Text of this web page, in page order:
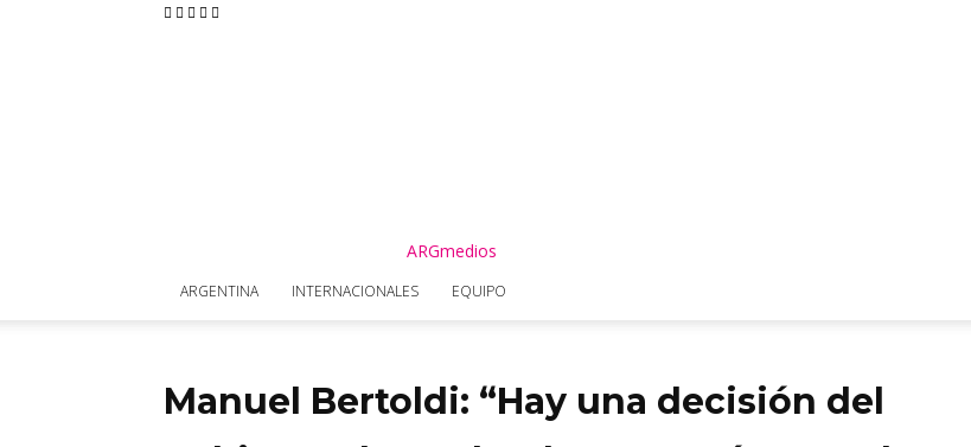
ARGmedios
ARGENTINA INTERNACIONALES EQUIPO
Manuel Bertoldi: “Hay una decisión del